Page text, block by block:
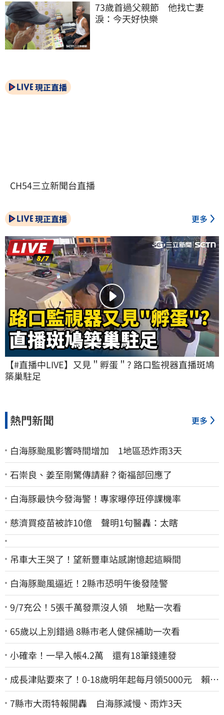
73歲首過父親節　他找亡妻
淚：今天好快樂
現正直播
CH54三立新聞台直播
現正直播 更多
【#直播中LIVE】又見＂孵蛋＂? 路口監視器直播斑鳩
築巢駐足
熱門新聞 更多
白海豚颱風影響時間增加 1地區恐炸雨3天
石崇良、姜至剛驚傳請辭？衛福部回應了
白海豚最快今發海警！專家曝停班停課機率
慈濟買疫苗被詐10億 聲明1句醫轟：太瞎
吊車大王哭了！望新豐車站感謝憶起這瞬間
白海豚颱風逼近！2縣市恐明午後發陸警
9/7充公！5張千萬發票沒人領 地點一次看
65歲以上別錯過 8縣市老人健保補助一次看
小確幸！一早入帳4.2萬 還有18筆錢連發
成長津貼要來了！0-18歲明年起每月領5000元 賴清
德：此時不生更待何時
7縣市大雨特報開轟 白海豚減慢、雨炸3天